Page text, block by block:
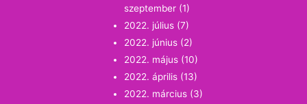
szeptember (1)
2022. július (7)
2022. június (2)
2022. május (10)
2022. április (13)
2022. március (3)